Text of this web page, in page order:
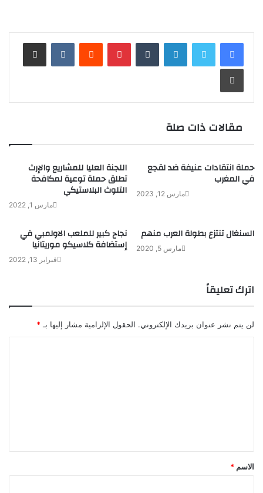
لينكدإن بينتيريست مشاركة عبر البريد
طباعة
مقالات ذات صلة
اللجنة العليا للمشاريع والإرث
تطلق حملة توعية لمكافحة
التلوث البلاستيكي
مارس 1, 2022
حملة انتقادات عنيفة ضد لقجع
في المغرب
مارس 12, 2023
نجاح كبير للملعب الاولمبي في
إستضافة كلاسيكو موريتانيا
فبراير 13, 2022
السنغال تنتزع بطولة العرب منهم
مارس 5, 2020
اترك تعليقاً
لن يتم نشر عنوان بريدك الإلكتروني. الحقول الإلزامية مشار إليها بـ *
ق
*
الاسم *